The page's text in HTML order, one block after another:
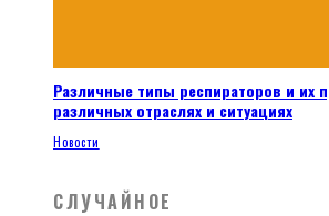
Различные типы респираторов и их
различных отраслях и ситуациях
Новости
СЛУЧАЙНОЕ